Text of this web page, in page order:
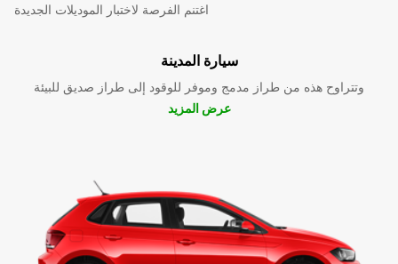
اغتنم الفرصة لاختبار الموديلات الجديدة
سيارة المدينة
وتتراوح هذه من طراز مدمج وموفر للوقود إلى طراز صديق للبيئة
عرض المزيد